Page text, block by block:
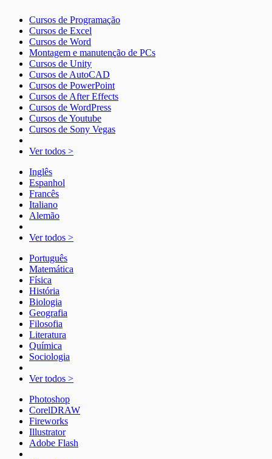
Cursos de Programação
Cursos de Excel
Cursos de Word
Montagem e manutenção de PCs
Cursos de Unity
Cursos de AutoCAD
Cursos de PowerPoint
Cursos de After Effects
Cursos de WordPress
Cursos de Youtube
Cursos de Sony Vegas
Ver todos >
Inglês
Espanhol
Francês
Italiano
Alemão
Ver todos >
Português
Matemática
Física
História
Biologia
Geografia
Filosofia
Literatura
Química
Sociologia
Ver todos >
Photoshop
CorelDRAW
Fireworks
Illustrator
Adobe Flash